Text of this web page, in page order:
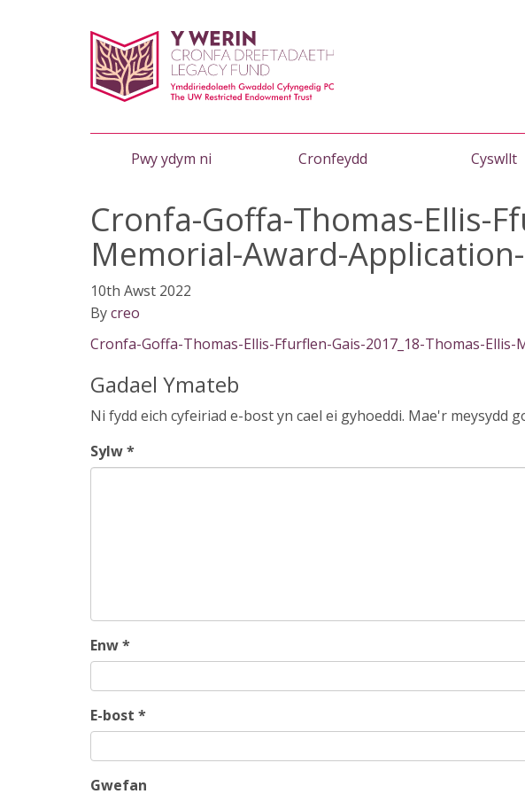
Pwy ydym ni Cronfeydd Cyswllt
Cronfa-Goffa-Thomas-Ellis-
Memorial-Award-
10th Awst 2022
Bycreo
Cronfa-Goffa-Thomas-Ellis-Ffurflen-Gais-2017_18-Thomas-
Gadael Ymateb
Ni fydd eich cyfeiriad e-bost yn cael ei gyhoeddi. Mae'r meysydd
Sylw*
Enw*
E-bost *
Gwefan